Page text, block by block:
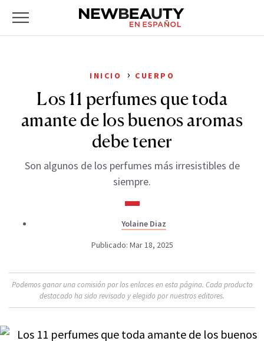
Primary
NewBeauty
INICIO › CUERPO
Los 11 perfumes que toda
amante de los buenos aromas
debe tener
Son algunos de los perfumes más irresistibles de
siempre.
Yolaine Diaz
Publicado: Mar 18, 2025
Podemos ganar una comisión por los enlaces en esta página. Cada producto
destacado ha sido revisado y elegido por nuestros editores.